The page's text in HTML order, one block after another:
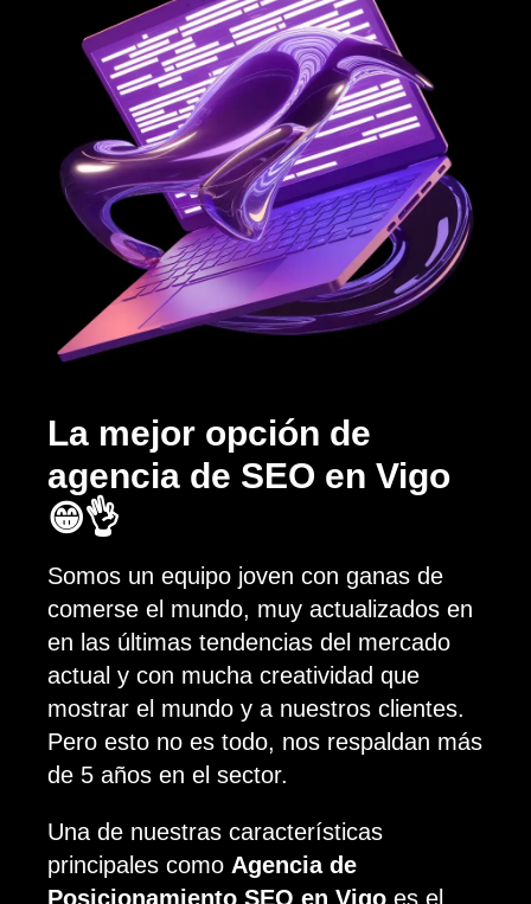
La mejor opción de
agencia de SEO en Vigo
😁👌
Somos un equipo joven con ganas de
comerse el mundo, muy actualizados en
en las últimas tendencias del mercado
actual y con mucha creatividad que
mostrar el mundo y a nuestros clientes.
Pero esto no es todo, nos respaldan más
de 5 años en el sector.
Una de nuestras características
principales como Agencia de
Posicionamiento SEO en Vigo es el